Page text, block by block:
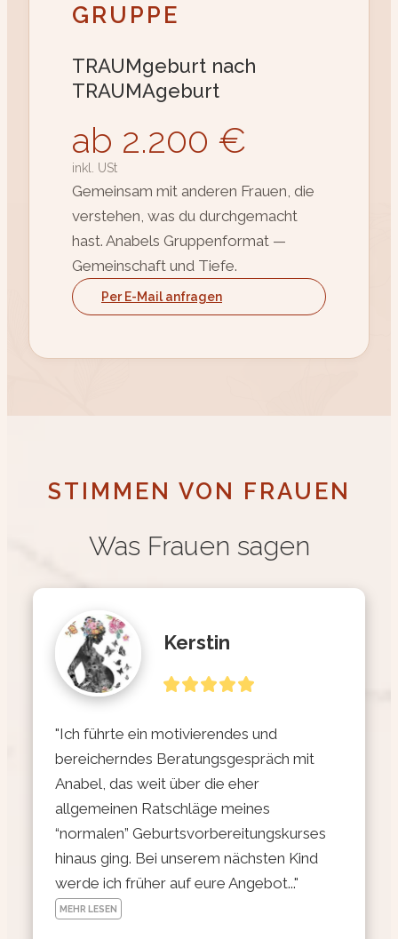
GRUPPE
TRAUMgeburt nach
TRAUMAgeburt
ab 2.200 €
inkl. USt
Gemeinsam mit anderen Frauen, die
verstehen, was du durchgemacht
hast. Anabels Gruppenformat —
Gemeinschaft und Tiefe.
Per E-Mail anfragen
STIMMEN VON FRAUEN
Was Frauen sagen
Kerstin
"Ich führte ein motivierendes und
bereicherndes Beratungsgespräch mit
Anabel, das weit über die eher
allgemeinen Ratschläge meines
“normalen” Geburtsvorbereitungskurses
hinaus ging. Bei unserem nächsten Kind
werde ich früher auf eure Angebot..."
MEHR LESEN